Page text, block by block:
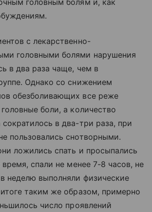
головным болям и, как
с лекарственно-
головными болями нарушения
в два раза чаще, чем в
Однако со снижением
обезболивающих все реже
боли, а количество
в два-три раза, при
пользовались снотворными.
ложились спать и просыпались
спали не менее 7-8 часов, не
неделю выполняли физические
таким же образом, примерно
число проявлений